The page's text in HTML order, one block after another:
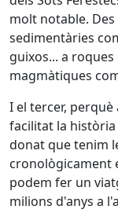
molt notable.
sedimentàries
guixos... a
magmàtiques
I el tercer,
facilitat la
donat que tenim
cronològicament
podem fer un
milions d'anys a